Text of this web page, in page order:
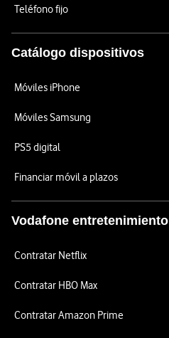
Teléfono fijo
Catálogo dispositivos
Móviles iPhone
Móviles Samsung
PS5 digital
Financiar móvil a plazos
Vodafone entretenimiento
Contratar Netflix
Contratar HBO Max
Contratar Amazon Prime